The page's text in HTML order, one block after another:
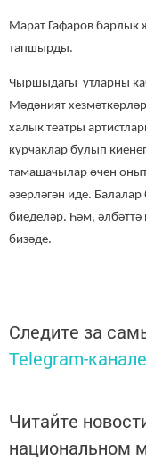
Марат Гафаров барлык
тапшырды.
Чыршыдагы утларны
Мәдәният
халык театры
курчаклар булып
тамашачылар өчен
әзерләгән иде.
биеделәр. Һәм,
бизәде.
Следите за
Telegram-канале
Читайте
национальном